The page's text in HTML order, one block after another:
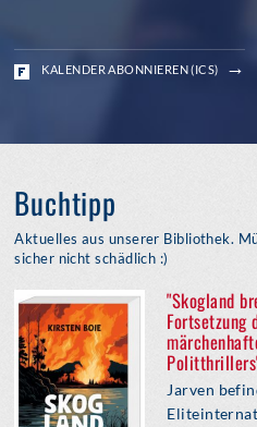
KALENDER ABONNIEREN (ICS)
Buchtipp
Aktuelles aus unserer Bibliothek.
sicher nicht schädlich :)
"Skogland
Fortsetzung
Jarven